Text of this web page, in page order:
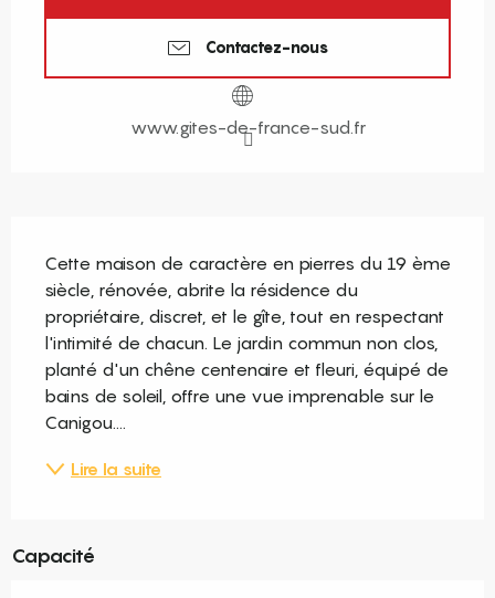
Contactez-nous
www.gites-de-france-sud.fr
Cette maison de caractère en pierres du 19 ème
siècle, rénovée, abrite la résidence du
propriétaire, discret, et le gîte, tout en respectant
l'intimité de chacun. Le jardin commun non clos,
planté d'un chêne centenaire et fleuri, équipé de
bains de soleil, offre une vue imprenable sur le
Canigou....
Lire la suite
Capacité